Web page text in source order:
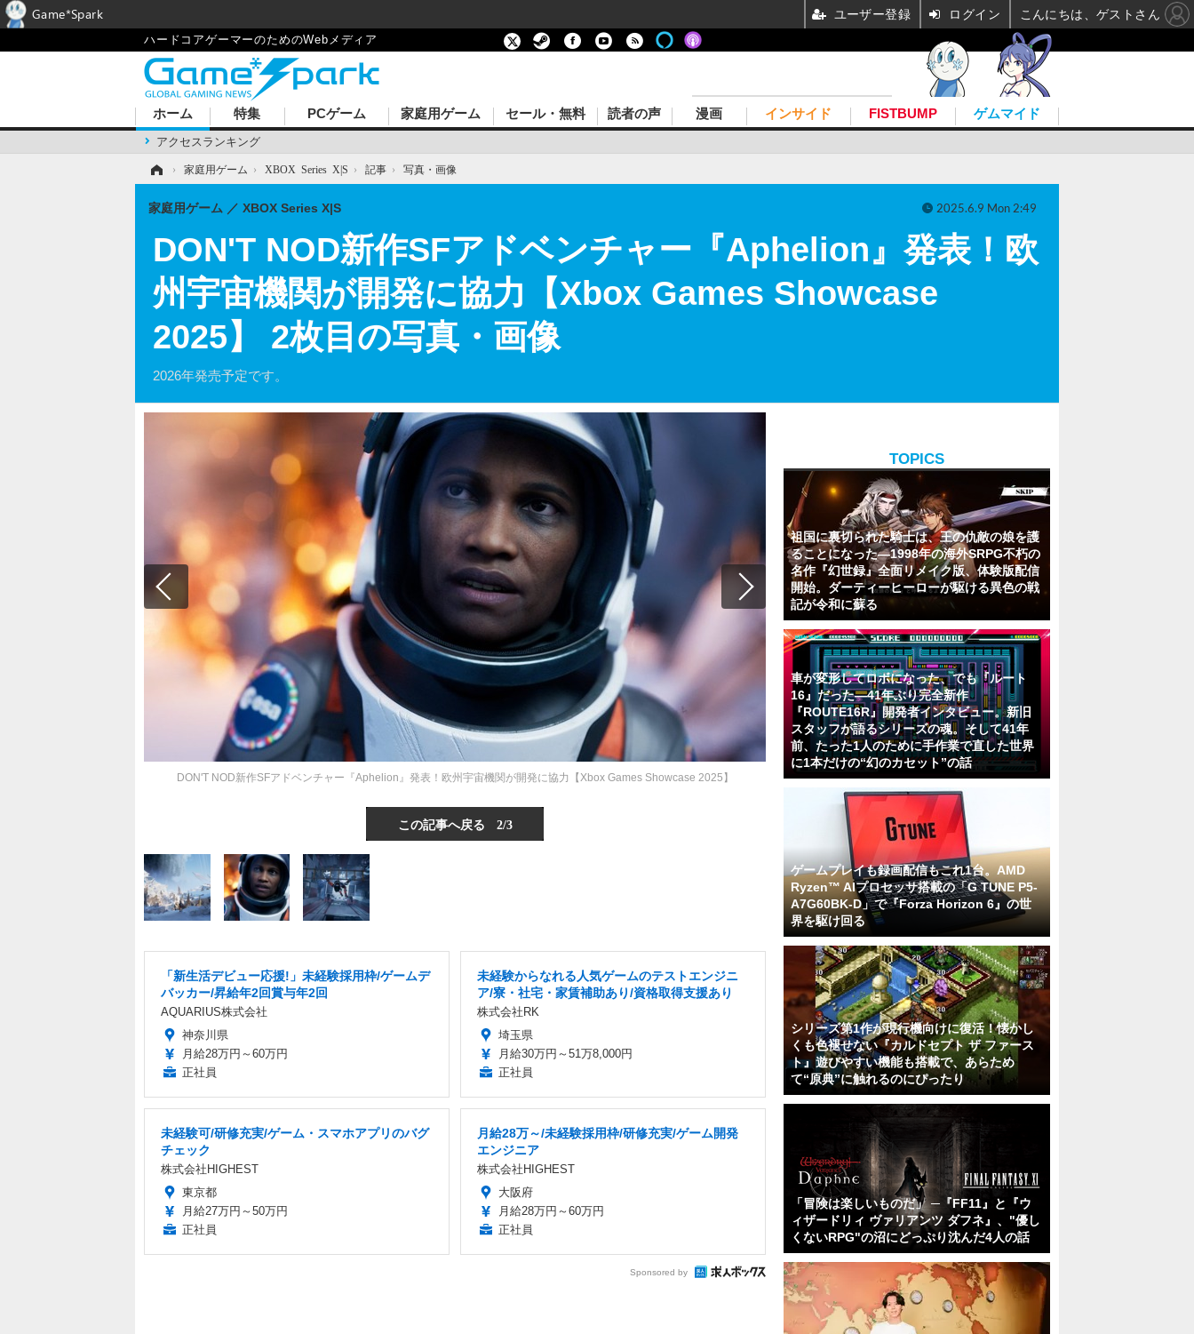
ハードコアゲーマーのためのWebメディア
ホーム
アクセスランキング
特集 PCゲーム 家庭用ゲーム セール・無料 読者の声 漫画 インサイド FISTBUMP ゲムマイド
› 家庭用ゲーム › XBOX Series X|S › 記事 › 写真・画像
DON'T NOD新作SFアドベンチャー『Aphelion』発表！欧
州宇宙機関が開発に協力【Xbox Games Showcase
2025】 2枚目の写真・画像
2026年発売予定です。
家庭用ゲーム XBOX Series X|S 2025.6.9 Mon 2:49
DON'T NOD新作SFアドベンチャー『Aphelion』発表！欧州宇宙機関が開発に協力【Xbox Games Showcase 2025】
この記事へ戻る 2/3
「新生活デビュー応援!」未経験採用枠/ゲームデ
バッカー/昇給年2回賞与年2回
AQUARIUS株式会社
神奈川県
月給28万円～60万円
正社員
未経験からなれる人気ゲームのテストエンジニ
ア/寮・社宅・家賃補助あり/資格取得支援あり
株式会社RK
埼玉県
月給30万円～51万8,000円
正社員
未経験可/研修充実/ゲーム・スマホアプリのバグ
チェック
株式会社HIGHEST
東京都
月給27万円～50万円
正社員
月給28万～/未経験採用枠/研修充実/ゲーム開発
エンジニア
株式会社HIGHEST
大阪府
月給28万円～60万円
正社員
Sponsored by
TOPICS
祖国に裏切られた騎士は、王の仇敵の娘を護
ることになった―1998年の海外SRPG不朽の
名作『幻世録』全面リメイク版、体験版配信
開始。ダーティーヒーローが駆ける異色の戦
記が令和に蘇る
車が変形してロボになった、でも『ルート
16』だった―41年ぶり完全新作
『ROUTE16R』開発者インタビュー。新旧
スタッフが語るシリーズの魂。そして41年
前、たった1人のために手作業で直した世界
に1本だけの“幻のカセット”の話
ゲームプレイも録画配信もこれ1台。AMD
Ryzen™ AIプロセッサ搭載の「G TUNE P5-
A7G60BK-D」で『Forza Horizon 6』の世
界を駆け回る
シリーズ第1作が現行機向けに復活！懐かし
くも色褪せない『カルドセプト ザ ファース
ト』遊びやすい機能も搭載で、あらため
て“原典”に触れるのにぴったり
「冒険は楽しいものだ」 ─『FF11』と『ウ
ィザードリィ ヴァリアンツ ダフネ』、"優し
くないRPG"の沼にどっぷり沈んだ4人の話
Game*Spark ユーザー登録 ログイン こんにちは、ゲストさん